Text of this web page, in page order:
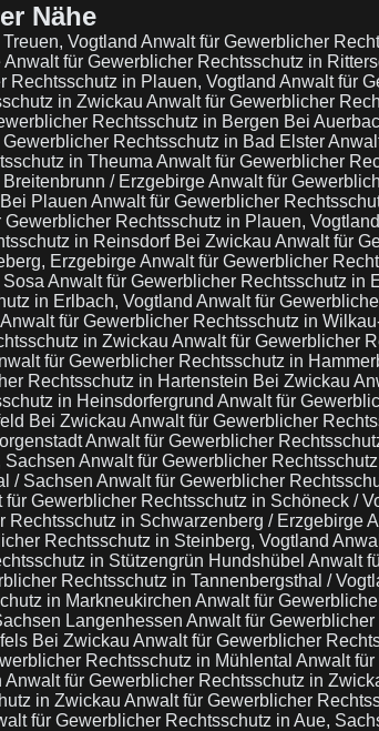
Nähe
Vogtland Anwalt für Gewerblicher
Anwalt für Gewerblicher Rechtsschutz in
Rechtsschutz in Plauen, Vogtland Anwalt für
in Zwickau Anwalt für Gewerblicher
Rechtsschutz in Bergen Bei
Rechtsschutz in Bad Elster
in Theuma Anwalt für Gewerblicher
/ ErzgebirgeAnwalt für
Plauen Anwalt für Gewerblicher
Gewerblicher Rechtsschutz in Plauen, Vogtland
in Reinsdorf Bei Zwickau Anwalt für
ErzgebirgeAnwalt für Gewerblicher
Anwalt für Gewerblicher Rechtsschutz in
in Erlbach, Vogtland Anwalt für
Anwalt für Gewerblicher Rechtsschutz in
in Zwickau Anwalt für Gewerblicher
für Gewerblicher Rechtsschutz in
Rechtsschutz in Hartenstein Bei Zwickau
in Heinsdorfergrund Anwalt für
Bei Zwickau Anwalt für Gewerblicher
Anwalt für Gewerblicher
Sachsen Anwalt für Gewerblicher
/ Sachsen Anwalt für Gewerblicher
für Gewerblicher Rechtsschutz in Schöneck /
Rechtsschutz in Schwarzenberg / Erzgebirge
Rechtsschutz in Steinberg, Vogtland
in Stützengrün Hundshübel Anwalt
Rechtsschutz in Tannenbergsthal /
in Markneukirchen Anwalt für
Langenhessen Anwalt für
Bei Zwickau Anwalt für Gewerblicher
Rechtsschutz in Mühlental Anwalt
Anwalt für Gewerblicher Rechtsschutz in
in Zwickau Anwalt für Gewerblicher
für Gewerblicher Rechtsschutz in Aue,